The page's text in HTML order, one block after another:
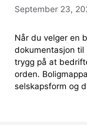
September 23,
Når du velger en
dokumentasjon
trygg på at
orden.
selskapsform og